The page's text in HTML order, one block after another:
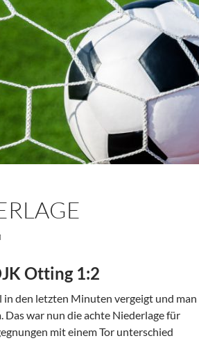
Otting 1:2
in den letzten Minuten vergeigt und man
Das war nun die achte Niederlage für
mit einem Tor unterschied